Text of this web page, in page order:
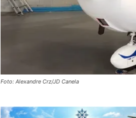
Foto: Alexandre Crz/JD Canela